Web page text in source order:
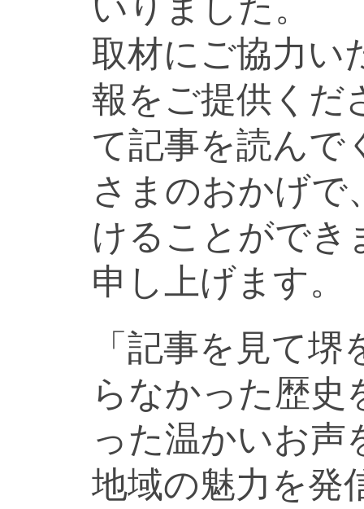
取材にご協力い
報をご提供くだ
て記事を読んで
さまのおかげで
けることができ
申し上げます。
「記事を見て
らなかった歴史
った温かいお声
地域の魅力を発